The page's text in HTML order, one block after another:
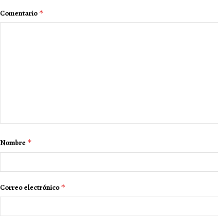
Comentario *
Nombre *
Correo electrónico *